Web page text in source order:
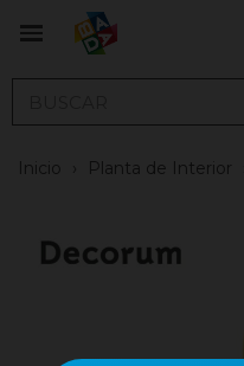
Inicio Planta de Interior